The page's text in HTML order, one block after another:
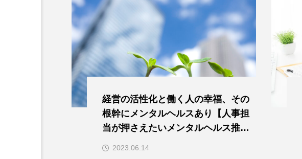
経営の活性化と働く人の幸福、その
根幹にメンタルヘルスあり【人事担
当が押さえたいメンタルヘルス推進
2023.06.14